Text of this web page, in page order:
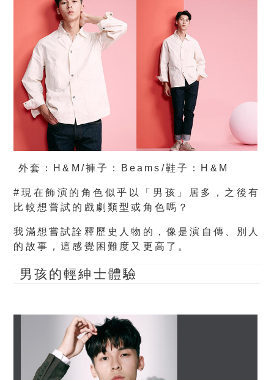
外套：H&M/褲子：Beams/鞋子：H&M
#現在飾演的角色似乎以「男孩」居多，之後有
比較想嘗試的戲劇類型或角色嗎？
我滿想嘗試詮釋歷史人物的，像是演自傳、別人
的故事，這感覺困難度又更高了。
男孩的輕紳士體驗